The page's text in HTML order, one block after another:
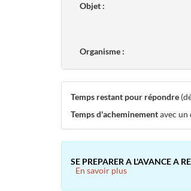
Objet :
Organisme :
Temps restant pour répondre
Temps d'acheminementavec
SE PREPARER A L'AVANCE A
En savoir plus